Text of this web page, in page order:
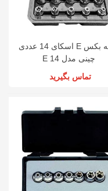
جعبه بکس E اسکای 14 عددی
چینی مدل E 14
تماس بگیرید